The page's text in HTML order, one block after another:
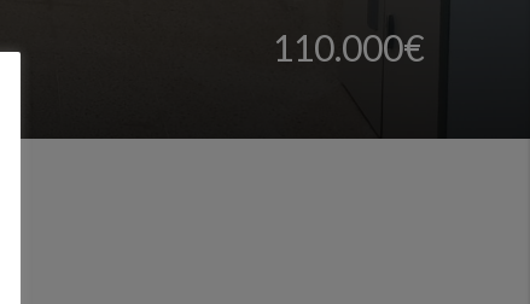
110.000€